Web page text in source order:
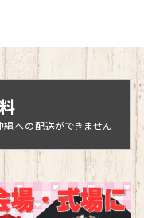
縄への配送ができません